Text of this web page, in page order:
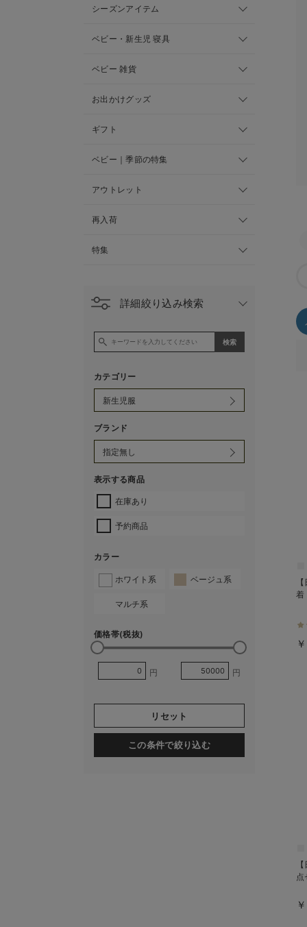
シーズンアイテム
ベビー・新生児 寝具
ベビー 雑貨
お出かけグッズ
ギフト
ベビー｜季節の特集
アウトレット
再入荷
特集
詳細絞り込み検索
カテゴリー
ブランド
表示する商品
在庫あり
予約商品
カラー
ホワイト系 ベージュ系
マルチ系
価格帯(税抜)
円 円
リセット
この条件で絞り込む
着
点